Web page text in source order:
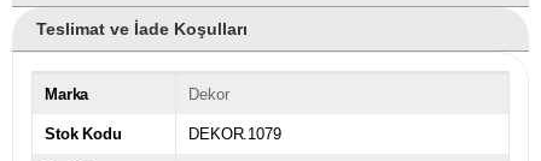
Teslimat ve İade Koşulları
Marka Dekor
Stok Kodu DEKOR.1079